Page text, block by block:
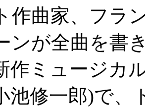
作曲家、フラ
ンが全曲を書
作ミュージカ
池修一郎)で、